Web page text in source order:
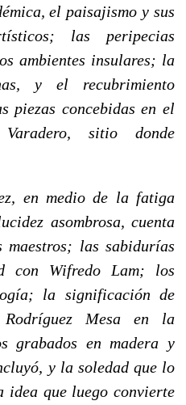
el paisajismo y sus
las peripecias
ambientes insulares; la
y el recubrimiento
piezas concebidas en el
sitio donde
en medio de la fatiga
asombrosa, cuenta
maestros; las sabidurías
con Wifredo Lam; los
la significación de
Mesa en la
grabados en madera y
y la soledad que lo
idea que luego convierte